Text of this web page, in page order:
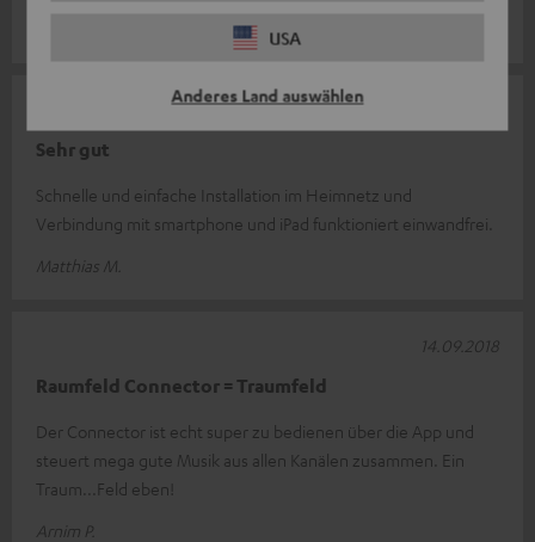
USA
Anderes Land auswählen
Sehr gut
Schnelle und einfache Installation im Heimnetz und
Verbindung mit smartphone und iPad funktioniert einwandfrei.
Matthias M.
Raumfeld Connector = Traumfeld
Der Connector ist echt super zu bedienen über die App und
steuert mega gute Musik aus allen Kanälen zusammen. Ein
Traum...Feld eben!
Arnim P.
14.09.2018